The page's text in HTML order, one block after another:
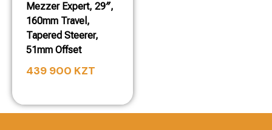
Mezzer Expert, 29″,
160mm Travel,
Tapered Steerer,
51mm Offset
439 900 KZT